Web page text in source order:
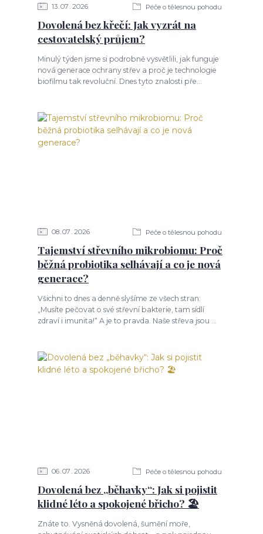
13 07 2026 Péče o tělesnou pohodu
Dovolená bez křečí: Jak vyzrát na
cestovatelský průjem?
Minulý týden jsme si podrobně vysvětlili, jak funguje
nová generace ochrany střev a proč je technologie
biofilmu tak revoluční. Dnes tyto znalosti pře...
08 07 2026 Péče o tělesnou pohodu
Tajemství střevního mikrobiomu: Proč
běžná probiotika selhávají a co je nová
generace?
Všichni to dnes a denně slyšíme ze všech stran:
„Musíte pečovat o své střevní bakterie, tam sídlí
zdraví i imunita!“ A je to pravda. Naše střeva jsou ...
06 07 2026 Péče o tělesnou pohodu
Dovolená bez „běhavky“: Jak si pojistit
klidné léto a spokojené břicho? 🏖️
Znáte to. Vysněná dovolená, šumění moře,